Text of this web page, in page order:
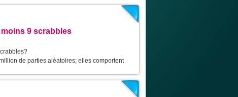
9 scrabbles
de parties aléatoires; elles comportent